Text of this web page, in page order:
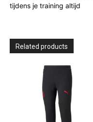
tijdens je training altijd
Related products